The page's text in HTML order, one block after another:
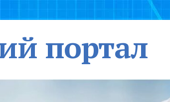
портал